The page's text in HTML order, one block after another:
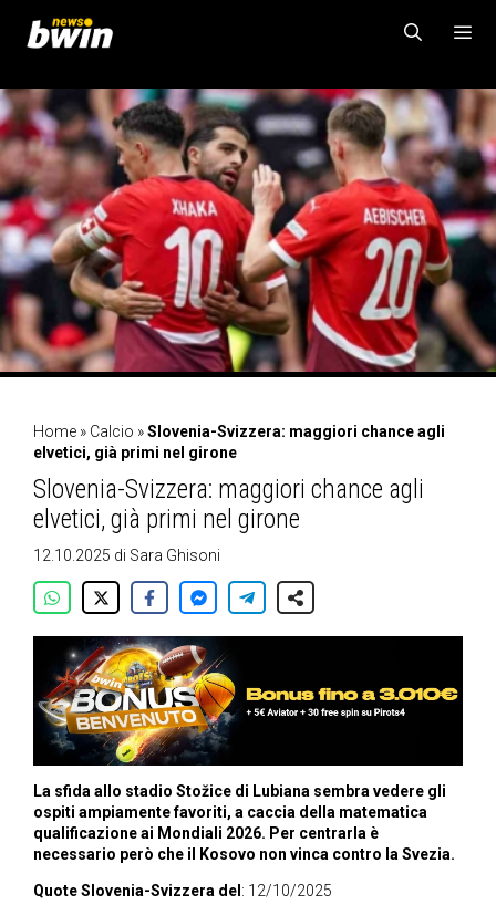
contenuto
MENU
Home » Calcio »Slovenia-Svizzera: maggiori chance agli
elvetici, già primi nel girone
Slovenia-Svizzera: maggiori chance agli
elvetici, già primi nel girone
12.10.2025 di Sara Ghisoni
La sfida allo stadio Stožice di Lubiana sembra vedere gli
ospiti ampiamente favoriti, a caccia della matematica
qualificazione ai Mondiali 2026. Per centrarla è
necessario però che il Kosovo non vinca contro la Svezia.
Quote Slovenia-Svizzera del : 12/10/2025